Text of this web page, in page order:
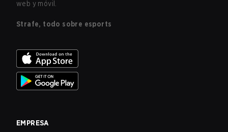
web y móvil.
Strafe, todo sobre esports
EMPRESA